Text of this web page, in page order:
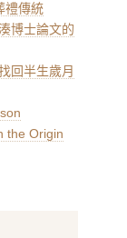
禮傳統
博士論文的
回半生歲月
the Origin